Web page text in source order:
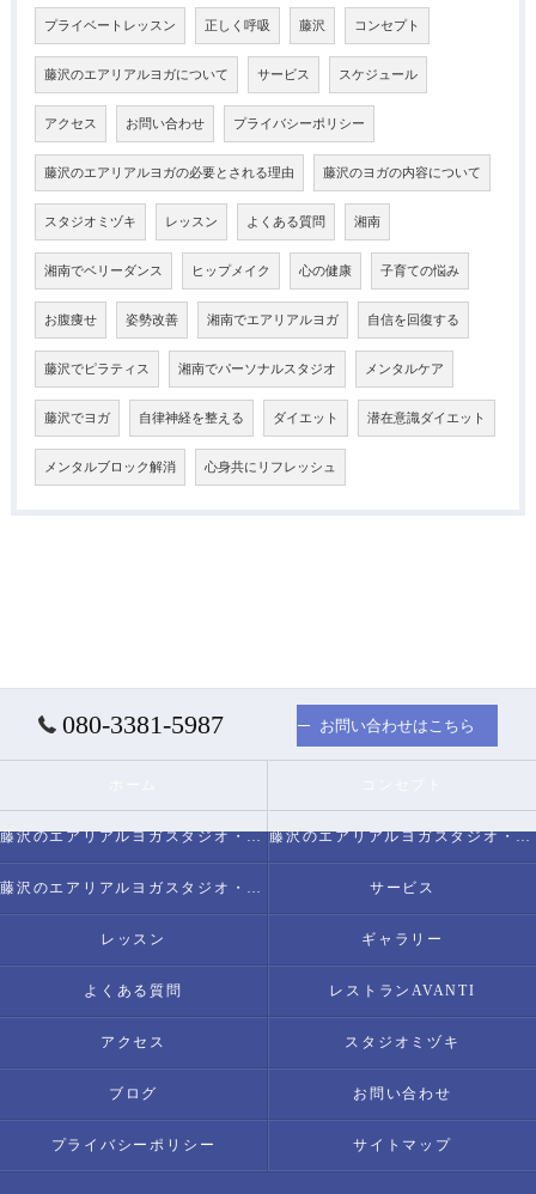
プライベートレッスン 正しく呼吸 藤沢 コンセプト
藤沢のエアリアルヨガについて サービス スケジュール
アクセス お問い合わせ プライバシーポリシー
藤沢のエアリアルヨガの必要とされる理由 藤沢のヨガの内容について
スタジオミヅキ レッスン よくある質問 湘南
湘南でベリーダンス ヒップメイク 心の健康 子育ての悩み
お腹痩せ 姿勢改善 湘南でエアリアルヨガ 自信を回復する
藤沢でピラティス 湘南でパーソナルスタジオ メンタルケア
藤沢でヨガ 自律神経を整える ダイエット 潜在意識ダイエット
メンタルブロック解消 心身共にリフレッシュ
080-3381-5987 お問い合わせはこちら
藤沢のエアリアルヨガスタジオ・スタジオミヅキについて 藤沢のエアリアルヨガスタジオ・スタジオミヅキの必要とされる理由
藤沢のエアリアルヨガスタジオ・スタジオミヅキの内容について サービス
レッスン ギャラリー
よくある質問 レストランAVANTI
アクセス スタジオミヅキ
ブログ お問い合わせ
プライバシーポリシー サイトマップ